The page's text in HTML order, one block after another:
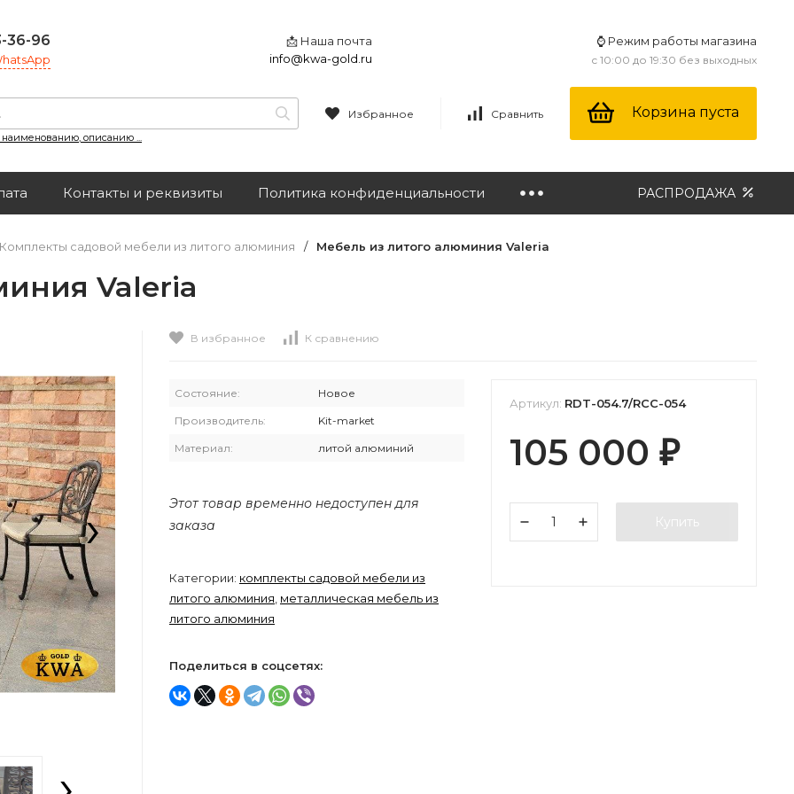
36-96
📩 Наша почта
info@kwa-gold.ru
⌚ Режим работы магазина
с 10:00 до 19:30 без выходных
наименованию, описанию ...
Избранное Сравнить Корзина пуста
Контакты и реквизиты Политика конфиденциальности РАСПРОДАЖА
Комплекты садовой мебели из литого алюминия / Мебель из литого алюминия Valeria
Valeria
›
В избранное К сравнению
Состояние: Новое
Производитель: Kit-market
Материал: литой алюминий
Этот товар временно недоступен для
заказа
Категории: комплекты садовой мебели из
литого алюминия металлическая мебель из
литого алюминия
Поделиться в соцсетях:
Артикул: RDT-054.7/RCC-054
105 000 ₽
Купить